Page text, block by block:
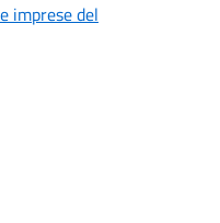
imprese del